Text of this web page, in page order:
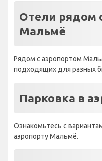
Отели рядом
Мальмё
Рядом с аэропортом
подходящих для разных
Парковка в
Ознакомьтесь с
аэропорту Мальмё.